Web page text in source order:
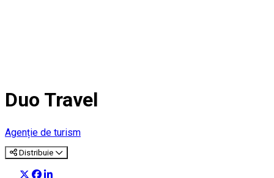
Duo Travel
Agenție de turism
Distribuie